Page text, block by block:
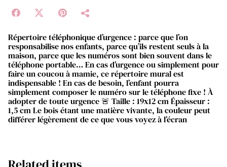
Répertoire téléphonique d’urgence : parce que l’on
responsabilise nos enfants, parce qu’ils restent seuls à la
maison, parce que les numéros sont bien souvent dans le
téléphone portable… En cas d’urgence ou simplement pour
faire un coucou à mamie, ce répertoire mural est
indispensable ! En cas de besoin, l’enfant pourra
simplement composer le numéro sur le téléphone fixe ! À
adopter de toute urgence 🚨 Taille : 19x12 cm Épaisseur :
1,5 cm Le bois étant une matière vivante, la couleur peut
différer légèrement de ce que vous voyez à l’écran